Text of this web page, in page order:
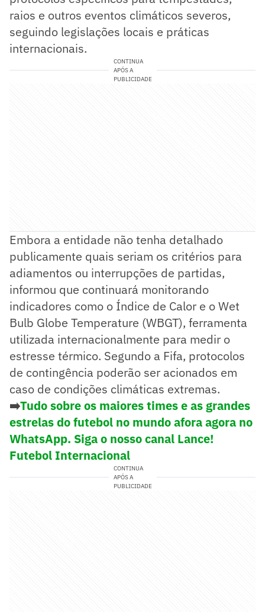
raios e outros eventos climáticos severos,
seguindo legislações locais e práticas
internacionais.
CONTINUA
APÓS A
PUBLICIDADE
Embora a entidade não tenha detalhado
publicamente quais seriam os critérios para
adiamentos ou interrupções de partidas,
informou que continuará monitorando
indicadores como o Índice de Calor e o Wet
Bulb Globe Temperature (WBGT), ferramenta
utilizada internacionalmente para medir o
estresse térmico. Segundo a Fifa, protocolos
de contingência poderão ser acionados em
caso de condições climáticas extremas.
➡️Tudo sobre os maiores times e as grandes
estrelas do futebol no mundo afora agora no
WhatsApp. Siga o nosso canal Lance!
Futebol Internacional
CONTINUA
APÓS A
PUBLICIDADE